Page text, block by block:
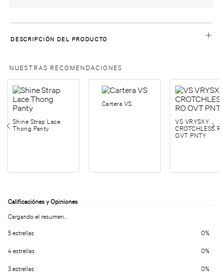
DESCRIPCIÓN DEL PRODUCTO
NUESTRAS RECOMENDACIONES
Shine Strap Lace
Thong Panty
Cartera VS
VS VRYSXY
CROTCHLESS
OVT PNTY
Cargando el resumen…
5 estrellas 0%
4 estrellas 0%
3 estrellas 0%